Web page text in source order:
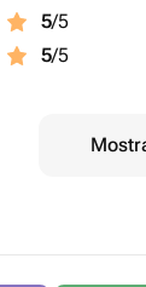
5/5
5/5